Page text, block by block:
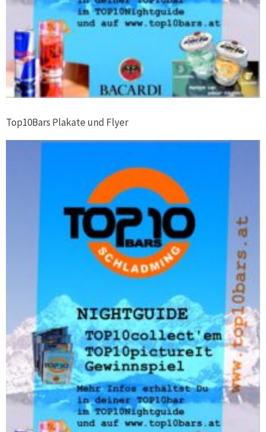
Top10Bars Plakate und Flyer